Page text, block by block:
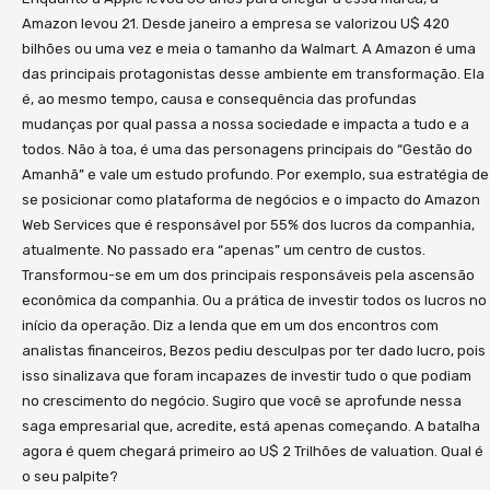
lançamento oficial acontece na HSM Expo, um dos
maiores eventos de Gestão do mundo, que
acontece em São Paulo, dia 07/11 às 16h45 onde
faremos uma sessão de autógrafos no espaço da
Livraria Saraiva que fica dentro do evento.
Considerando que o evento conta com mais de
10.000 participantes, estou com a sensação que
matamos essa primeira tiragem toda lá 😉 No início
do ano que vem faremos o lançamento oficial da
obra com toda pompa e circunstância e entramos
Se você tem pressa para saber mais sobre o tema
e os impactos da Cultura em seu negócio, lhe
convido a adquirir sua obra agora mesmo pelos
ecommercers onde ela já está disponível (nesse link
você acessa um deles). Estamos comprometidos
em produzir, em quantidade e qualidade, material
relevante para aumentar o nível da qualidade do
tempo da gestão. De forma inédita, essa pesquisa
nas relações corporativas. A lógica é simples: tudo o
que acontece no mundo da gestão é resultante do
que está acontecendo na sociedade. Ao finalizar
esse estudo – que é apresentado na primeira parte
do livro – nos deparamos com a impactante
realidade da 4ª Revolução Industrial. A visão nos
gerou tanta perplexidade e excitação que não
tivemos outra opção: vamos evoluir no pensamento
e discutir sobre quais são os caminhos para ser
bem sucedido nessa nova sociedade. Assim surgiu
o projeto “Gestão do Amanhã: tudo o que você
precisa saber sobre Gestão, Inovação e Liderança
para vencer na 4ª Revolução Industrial”. Nosso foco
com o projeto está centrado em apresentar
modelos que devem ser adotados pelas
organizações e seus líderes nas frentes de gestão
Amazon levou 21. Desde janeiro a empresa se valorizou U$ 420
bilhões ou uma vez e meia o tamanho da Walmart. A Amazon é uma
das principais protagonistas desse ambiente em transformação. Ela
é, ao mesmo tempo, causa e consequência das profundas
mudanças por qual passa a nossa sociedade e impacta a tudo e a
todos. Não à toa, é uma das personagens principais do “Gestão do
Amanhã” e vale um estudo profundo. Por exemplo, sua estratégia de
se posicionar como plataforma de negócios e o impacto do Amazon
Web Services que é responsável por 55% dos lucros da companhia,
atualmente. No passado era “apenas” um centro de custos.
Transformou-se em um dos principais responsáveis pela ascensão
econômica da companhia. Ou a prática de investir todos os lucros no
início da operação. Diz a lenda que em um dos encontros com
analistas financeiros, Bezos pediu desculpas por ter dado lucro, pois
isso sinalizava que foram incapazes de investir tudo o que podiam
no crescimento do negócio. Sugiro que você se aprofunde nessa
saga empresarial que, acredite, está apenas começando. A batalha
agora é quem chegará primeiro ao U$ 2 Trilhões de valuation. Qual é
o seu palpite?